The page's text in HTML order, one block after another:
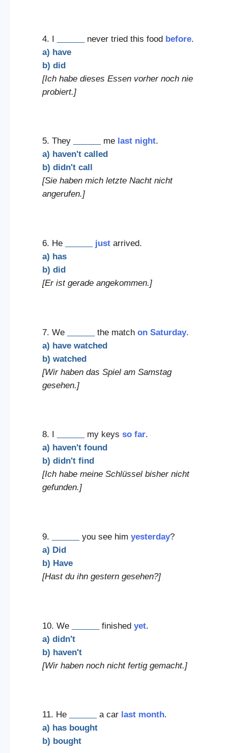
4. I never tried this food before.
a) have
b) did
[Ich habe dieses Essen vorher noch nie
probiert.]
5. They me last night.
a) haven't called
b) didn't call
[Sie haben mich letzte Nacht nicht
angerufen.]
6. He justarrived.
a) has
b) did
[Er ist gerade angekommen.]
7. We the match on Saturday.
a) have watched
b) watched
[Wir haben das Spiel am Samstag
gesehen.]
8. I my keys so far.
a) haven't found
b) didn't find
[Ich habe meine Schlüssel bisher nicht
gefunden.]
9. you see him yesterday?
a) Did
b) Have
[Hast du ihn gestern gesehen?]
10. We finished yet.
a) didn't
b) haven't
[Wir haben noch nicht fertig gemacht.]
11. He a car last month.
a) has bought
b) bought